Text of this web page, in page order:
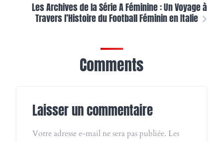
Les Archives de la Série A Féminine : Un Voyage à
Travers l’Histoire du Football Féminin en Italie
Comments
Laisser un commentaire
Votre adresse e-mail ne sera pas publiée. Les